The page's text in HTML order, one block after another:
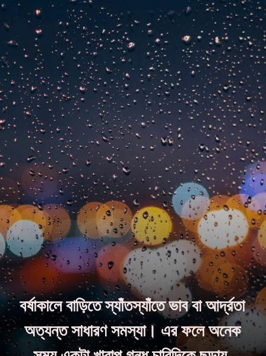
বর্ষাকালে বাড়িতে স্যাঁতস্যাঁতে ভাব বা আর্দ্রতা
অত্যন্ত সাধারণ সমস্যা। এর ফলে অনেক